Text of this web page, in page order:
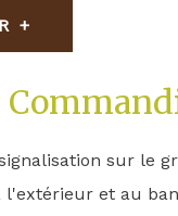
sur le
l'extérieur et au